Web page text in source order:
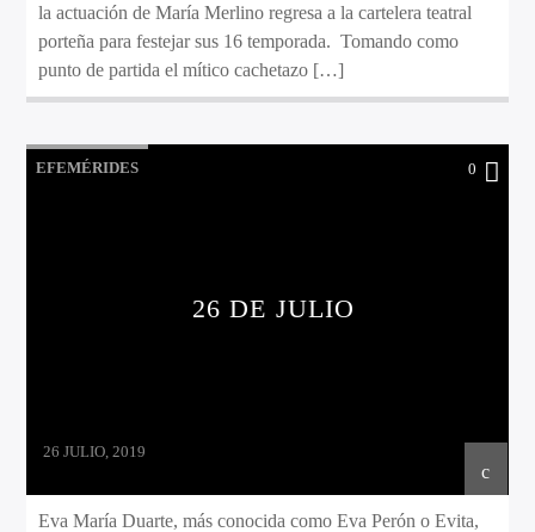
la actuación de María Merlino regresa a la cartelera teatral
porteña para festejar sus 16 temporada. Tomando como
punto de partida el mítico cachetazo […]
EFEMÉRIDES 0
26 DE JULIO
26 JULIO, 2019
Eva María Duarte, más conocida como Eva Perón o Evita,